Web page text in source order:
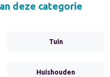
deze categorie
Tuin
Huishouden